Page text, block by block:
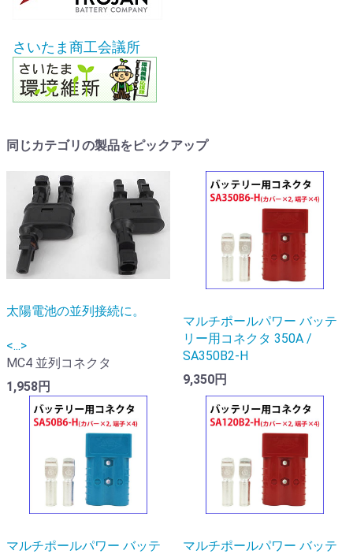
さいたま商工会議所
同じカテゴリの製品をピックアップ
太陽電池の並列接続に。
<...>
MC4 並列コネクタ
1,958円
マルチポールパワー バッテ
リー用コネクタ 350A /
SA350B2-H
9,350円
マルチポールパワー バッテ
マルチポールパワー バッテ